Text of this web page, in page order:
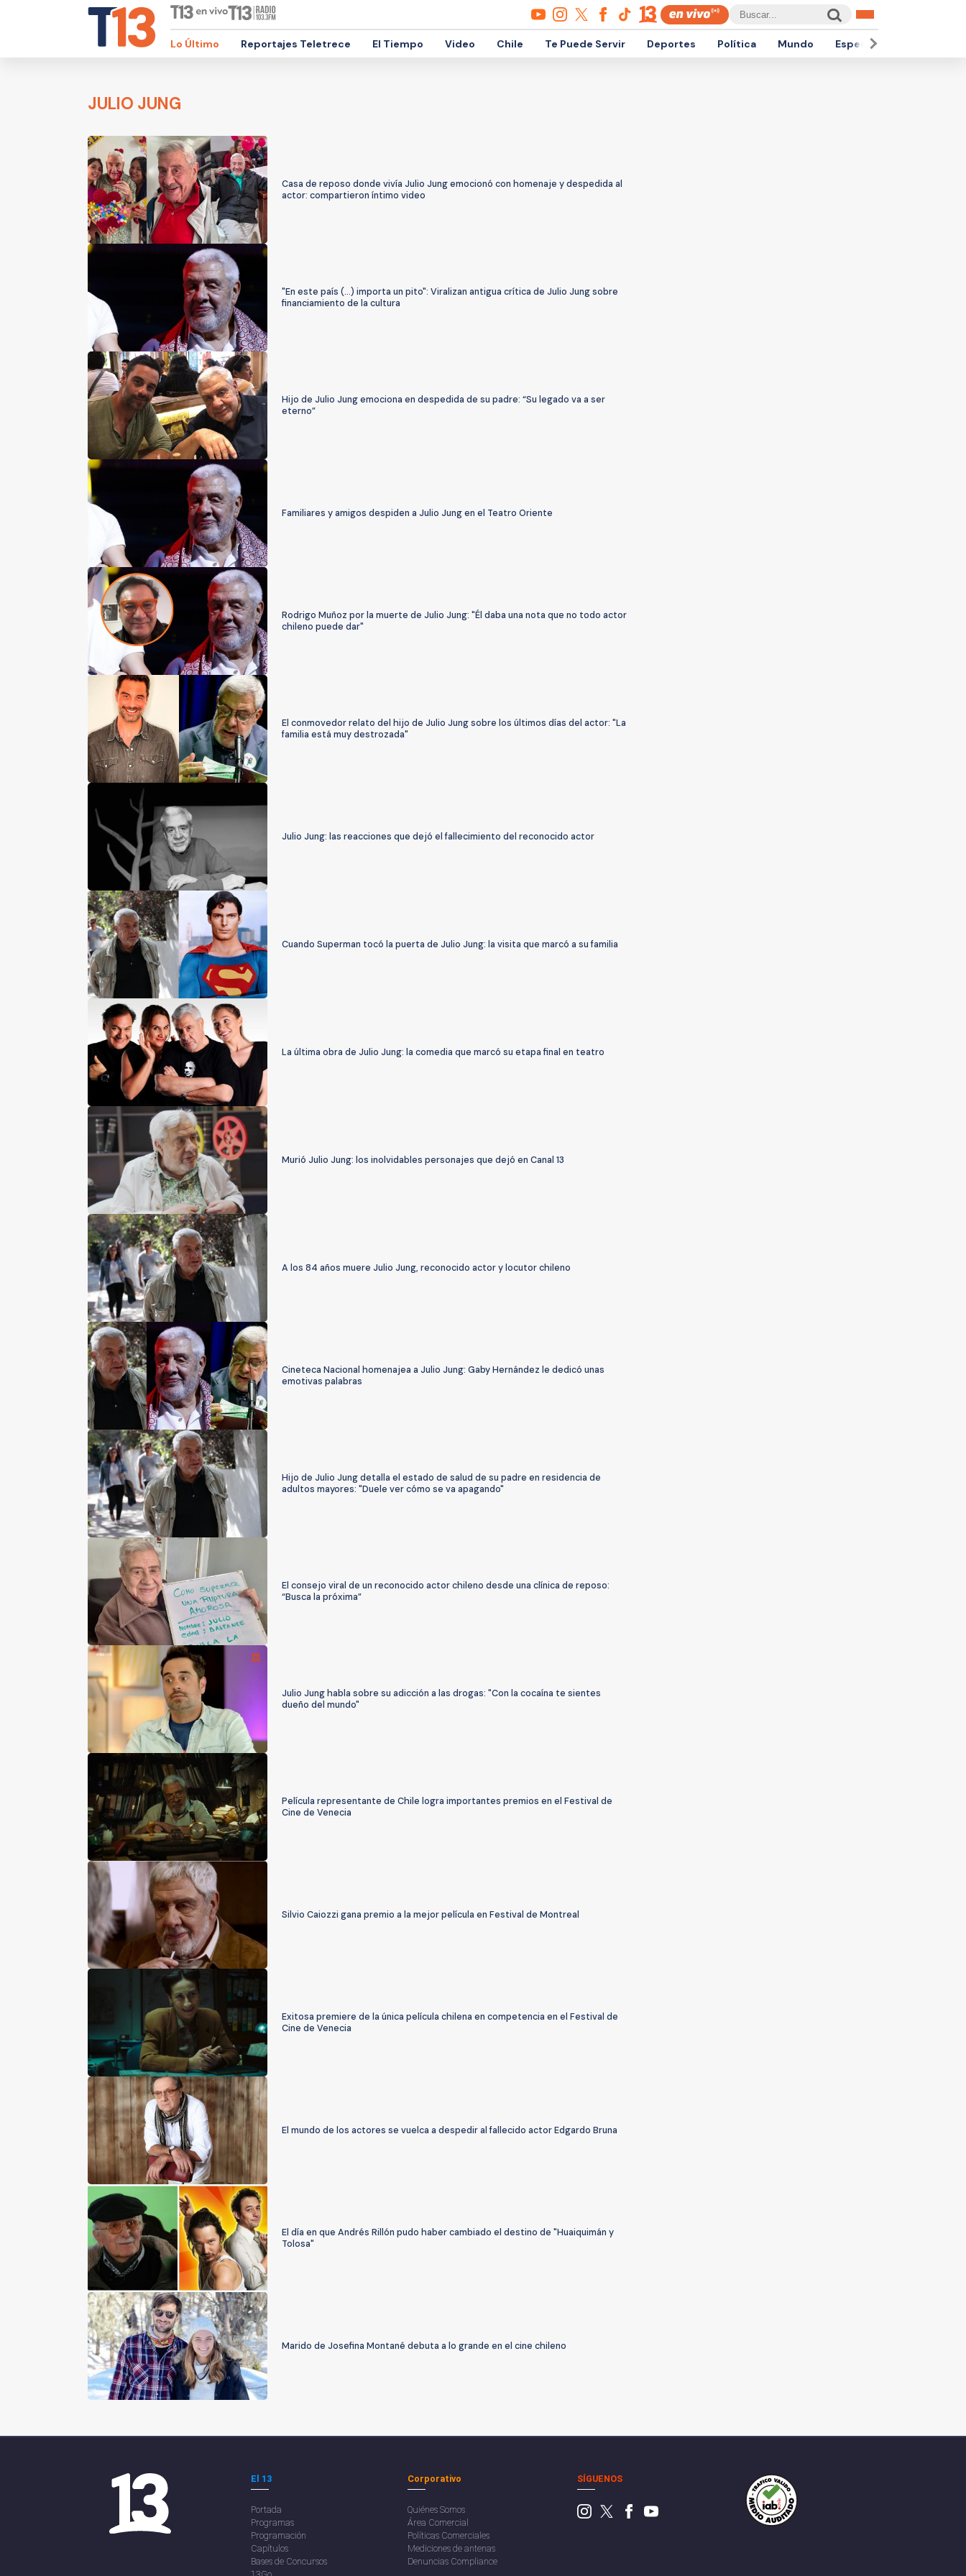
Lo Último Reportajes Teletrece El Tiempo Video Chile Te Puede Servir Deportes Política Mundo Espectáculos
JULIO JUNG
Casa de reposo donde vivía Julio Jung emocionó con homenaje y despedida al
actor: compartieron íntimo video
"En este país (...) importa un pito": Viralizan antigua crítica de Julio Jung sobre
financiamiento de la cultura
Hijo de Julio Jung emociona en despedida de su padre: “Su legado va a ser
eterno”
Familiares y amigos despiden a Julio Jung en el Teatro Oriente
Rodrigo Muñoz por la muerte de Julio Jung: "Él daba una nota que no todo actor
chileno puede dar"
El conmovedor relato del hijo de Julio Jung sobre los últimos días del actor: "La
familia está muy destrozada"
Julio Jung: las reacciones que dejó el fallecimiento del reconocido actor
Cuando Superman tocó la puerta de Julio Jung: la visita que marcó a su familia
La última obra de Julio Jung: la comedia que marcó su etapa final en teatro
Murió Julio Jung: los inolvidables personajes que dejó en Canal 13
A los 84 años muere Julio Jung, reconocido actor y locutor chileno
Cineteca Nacional homenajea a Julio Jung: Gaby Hernández le dedicó unas
emotivas palabras
Hijo de Julio Jung detalla el estado de salud de su padre en residencia de
adultos mayores: "Duele ver cómo se va apagando"
El consejo viral de un reconocido actor chileno desde una clínica de reposo:
“Busca la próxima”
Julio Jung habla sobre su adicción a las drogas: "Con la cocaína te sientes
dueño del mundo"
Película representante de Chile logra importantes premios en el Festival de
Cine de Venecia
Silvio Caiozzi gana premio a la mejor película en Festival de Montreal
Exitosa premiere de la única película chilena en competencia en el Festival de
Cine de Venecia
El mundo de los actores se vuelca a despedir al fallecido actor Edgardo Bruna
El día en que Andrés Rillón pudo haber cambiado el destino de "Huaiquimán y
Tolosa"
Marido de Josefina Montané debuta a lo grande en el cine chileno
El 13
Portada
Programas
Programación
Capítulos
Bases de Concursos
Corporativo
Quiénes Somos
Área Comercial
Políticas Comerciales
Mediciones de antenas
Denuncias Compliance
SÍGUENOS